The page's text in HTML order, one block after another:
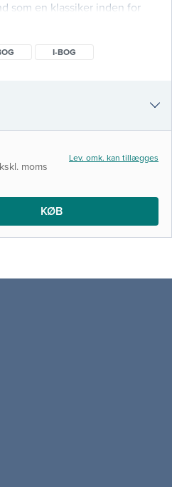
som en klassiker inden for
år fået status af et alment
som medicin,
og sociologi.
udgave udk
I-BOG
moms
Lev. omk. kan tillægges
KØB